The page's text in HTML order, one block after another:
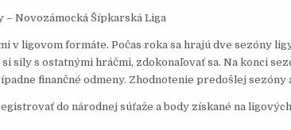
– Novozámocká Šípkarská Liga
v ligovom formáte. Počas roka sa hrajú dve sezóny
sily s ostatnými hráčmi, zdokonaľovať sa. Na konci
finančné odmeny. Zhodnotenie predošlej sezóny
do národnej súťaže a body získané na